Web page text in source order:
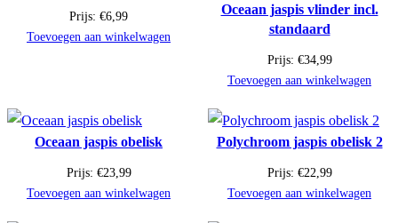
Prijs: €6,99
Toevoegen aan winkelwagen
Oceaan jaspis vlinder incl.
standaard
Prijs: €34,99
Toevoegen aan winkelwagen
Oceaan jaspis obelisk
Prijs: €23,99
Toevoegen aan winkelwagen
Polychroom jaspis obelisk 2
Prijs: €22,99
Toevoegen aan winkelwagen